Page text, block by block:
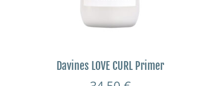
Davines LOVE CURL Primer